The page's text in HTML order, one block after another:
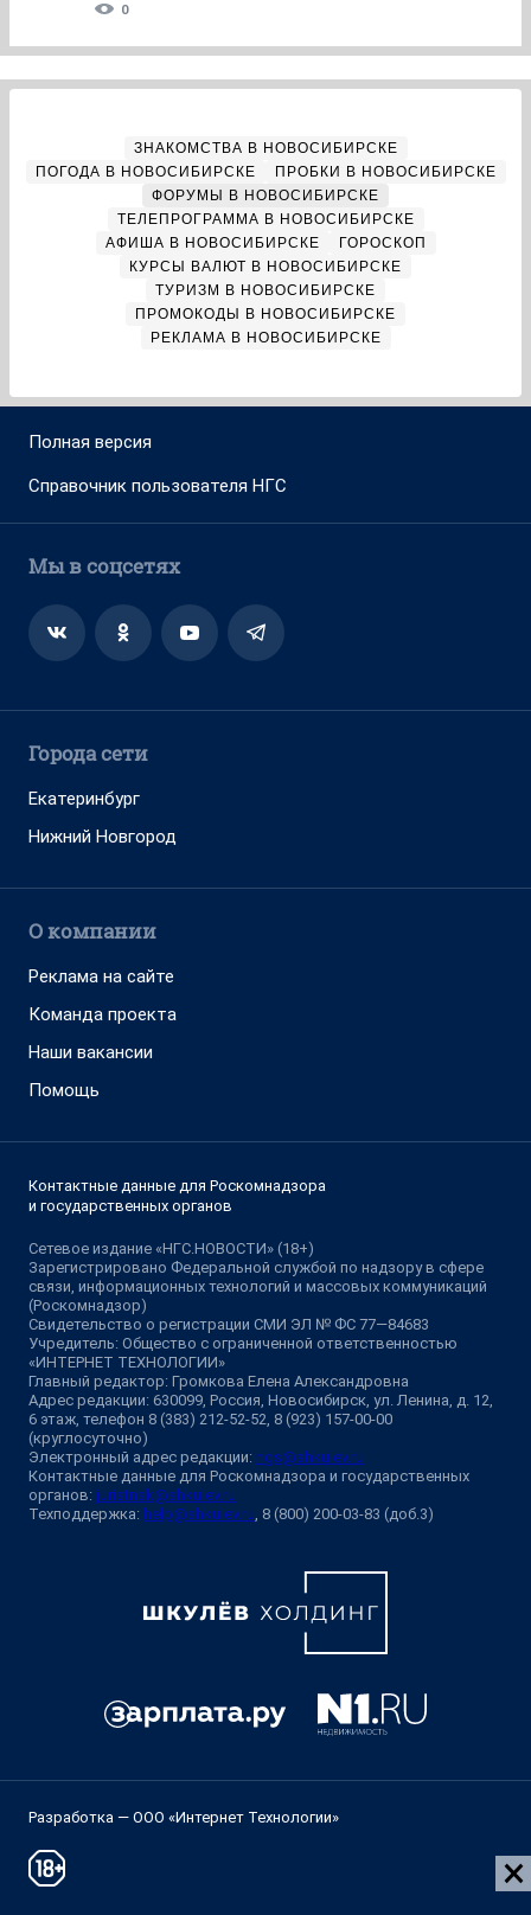
0
ЗНАКОМСТВА В НОВОСИБИРСКЕ
ПОГОДА В НОВОСИБИРСКЕ
ПРОБКИ В НОВОСИБИРСКЕ
ФОРУМЫ В НОВОСИБИРСКЕ
ТЕЛЕПРОГРАММА В НОВОСИБИРСКЕ
АФИША В НОВОСИБИРСКЕ
ГОРОСКОП
КУРСЫ ВАЛЮТ В НОВОСИБИРСКЕ
ТУРИЗМ В НОВОСИБИРСКЕ
ПРОМОКОДЫ В НОВОСИБИРСКЕ
РЕКЛАМА В НОВОСИБИРСКЕ
Полная версия
Справочник пользователя НГС
Мы в соцсетях
Города сети
Екатеринбург
Нижний Новгород
О компании
Реклама на сайте
Команда проекта
Наши вакансии
Помощь
Контактные данные для Роскомнадзора
и государственных органов
Сетевое издание «НГС.НОВОСТИ» (18+)
Зарегистрировано Федеральной службой по надзору в сфере
связи, информационных технологий и массовых коммуникаций
(Роскомнадзор)
Свидетельство о регистрации СМИ ЭЛ № ФС 77—84683
Учредитель: Общество с ограниченной ответственностью
«ИНТЕРНЕТ ТЕХНОЛОГИИ»
Главный редактор: Громкова Елена Александровна
Адрес редакции: 630099, Россия, Новосибирск, ул. Ленина, д. 12,
6 этаж, телефон 8 (383) 212-52-52, 8 (923) 157-00-00
(круглосуточно)
Электронный адрес редакции: ngs@shkulev.ru
Контактные данные для Роскомнадзора и государственных
органов: juristnsk@shkulev.ru
Техподдержка: help@shkulev.ru , 8 (800) 200-03-83 (доб.3)
Разработка — ООО «Интернет Технологии»